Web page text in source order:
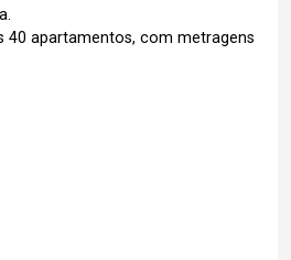
40 apartamentos, com metragens